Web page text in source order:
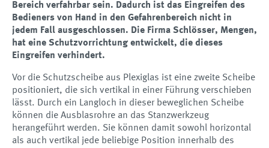
Bereich verfahrbar sein. Dadurch ist das Eingreifen des
Bedieners von Hand in den Gefahrenbereich nicht in
jedem Fall ausgeschlossen. Die Firma Schlösser, Mengen,
hat eine Schutzvorrichtung entwickelt, die dieses
Eingreifen verhindert.
Vor die Schutzscheibe aus Plexiglas ist eine zweite Scheibe
positioniert, die sich vertikal in einer Führung verschieben
lässt. Durch ein Langloch in dieser beweglichen Scheibe
können die Ausblasrohre an das Stanzwerkzeug
herangeführt werden. Sie können damit sowohl horizontal
als auch vertikal jede beliebige Position innerhalb des